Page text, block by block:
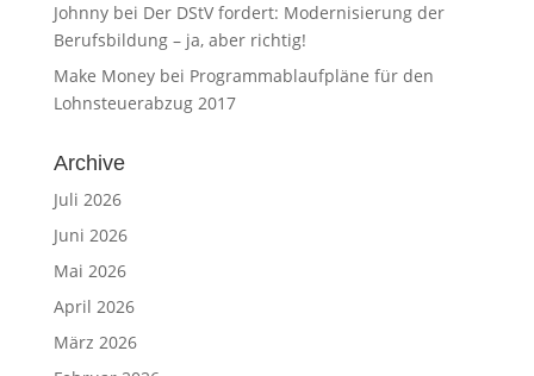
Johnnybei Der DStV fordert: Modernisierung der
Berufsbildung – ja, aber richtig!
Make Moneybei Programmablaufpläne für den
Lohnsteuerabzug 2017
Archive
Juli 2026
Juni 2026
Mai 2026
April 2026
März 2026